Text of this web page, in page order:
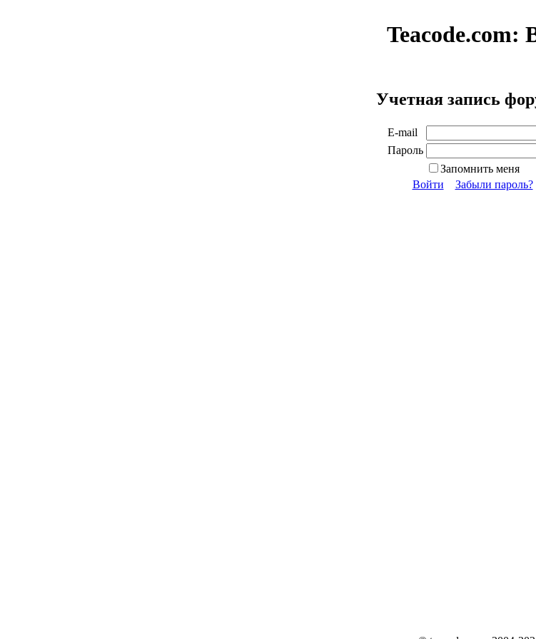
Teacode.com:
Учетная запись
E-mail
Пароль
Запомнить меня
Войти
Забыли пароль?